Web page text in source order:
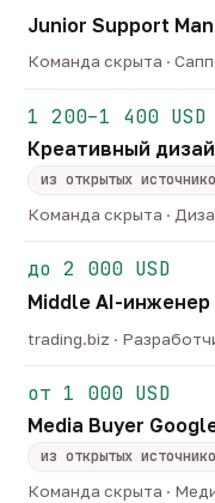
через 30 дней.
35TG-каналов ·5
Junior Support
Команда скрыта ·
1 200–1 400 USD
Креативный
из открытых
Команда скрыта ·
до 2 000 USD
Middle AI-инженер
trading.biz ·
от 1 000 USD
Media Buyer
из открытых
Команда скрыта ·